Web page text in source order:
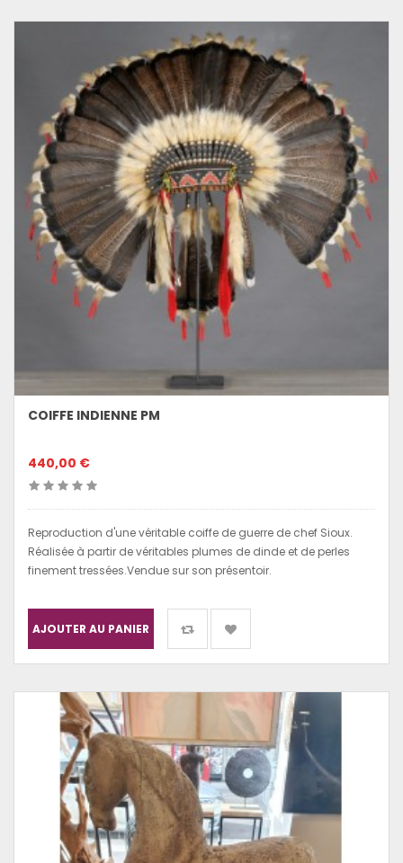
COIFFE INDIENNE PM
440,00 €
Reproduction d'une véritable coiffe de guerre de chef Sioux.
Réalisée à partir de véritables plumes de dinde et de perles
finement tressées.Vendue sur son présentoir.
AJOUTER AU PANIER